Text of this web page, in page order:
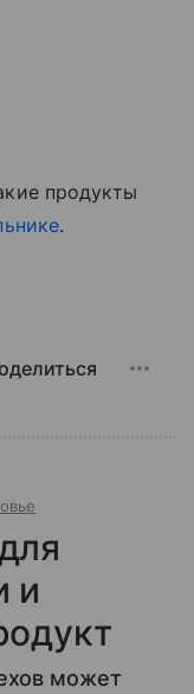
продукты
.
и
может